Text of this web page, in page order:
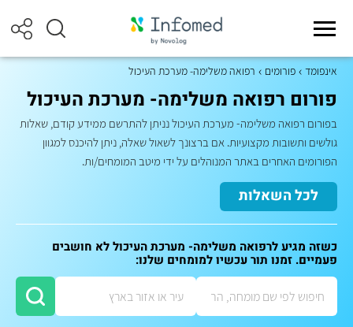
אינפומד פורומים רפואה משלימה- מערכת העיכול
פורום רפואה משלימה- מערכת העיכול
בפורום רפואה משלימה- מערכת העיכול נניתן להתרשם ממידע קודם, שאלות
גולשים ותשובות מקצועיות. אם ברצונך לשאול שאלה, ניתן להיכנס למגוון
הפורומים האחרים באתר המנוהלים על ידי מיטב המומחים/ות.
לכל השאלות
כשזה מגיע לרפואה משלימה- מערכת העיכול לא חושבים
פעמיים. זמנו תור עכשיו למומחים שלנו: